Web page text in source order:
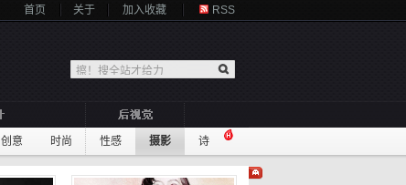
首页 关于 加入收藏 RSS
创意 时尚 性感 摄影 诗